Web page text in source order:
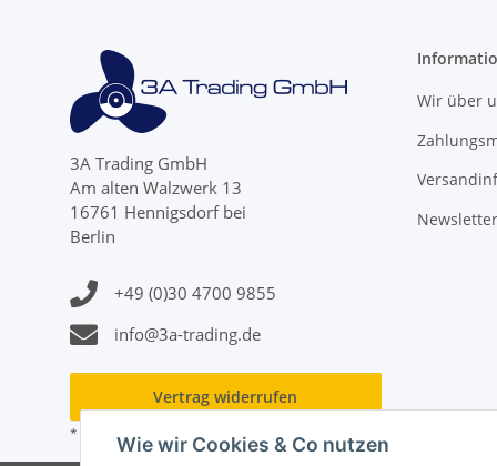
Wie wir Cookies & Co nutzen
3A Trading GmbH
Am alten Walzwerk 13
16761 Hennigsdorf bei
Berlin
+49 (0)30 4700 9855
info@3a-trading.de
Wir über
Newsletter
Vertrag widerrufen
* Alle Preise inkl. gesetzlicher USt., zzgl.